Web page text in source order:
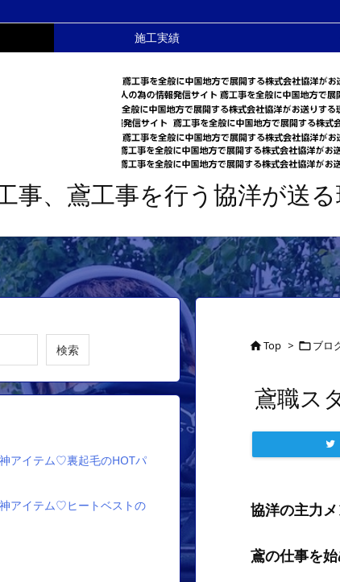
施工実績
事、鳶工事を行う協洋が送
Top > ブロ
鳶職ス
協洋の主力
鳶の仕事を
検索
アイテム♡裏起毛のHOTパ
アイテム♡ヒートベストの